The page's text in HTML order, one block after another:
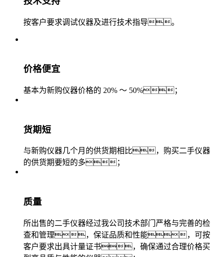
按客户要求调试仪器及进行技术指导。
价格便宜
基本为新购仪器价格的 20% ～ 50%；
货期短
与新购仪器几个月的供货期相比，购买二手仪器
的供货期要短的多；
质量
所出售的二手仪器经过我公司技术部门严格与完善的检
查和管理，保证品质和性能，可按
客户要求出具计量证书，确保通过合理价格买